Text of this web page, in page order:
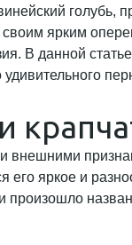
ярким
В данной
внешними
его яркое и
произошло